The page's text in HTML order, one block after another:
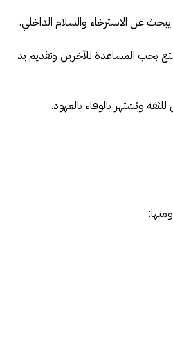
عن الاسترخاء والسلام الداخلي.
بحب المساعدة للآخرين وتقديم يد
ويُشتهر بالوفاء بالعهود.